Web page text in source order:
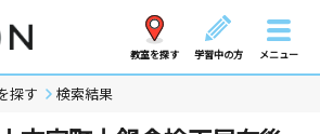
教室を探す 学習中の方 メニュー
探す 検索結果